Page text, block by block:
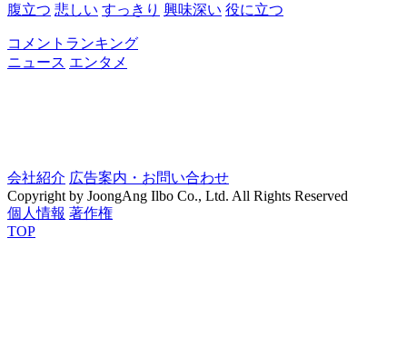
腹立つ 悲しい すっきり 興味深い 役に立つ
コメントランキング
ニュース エンタメ
会社紹介 広告案内・お問い合わせ
Copyright by JoongAng Ilbo Co., Ltd. All Rights Reserved
個人情報 著作権
TOP